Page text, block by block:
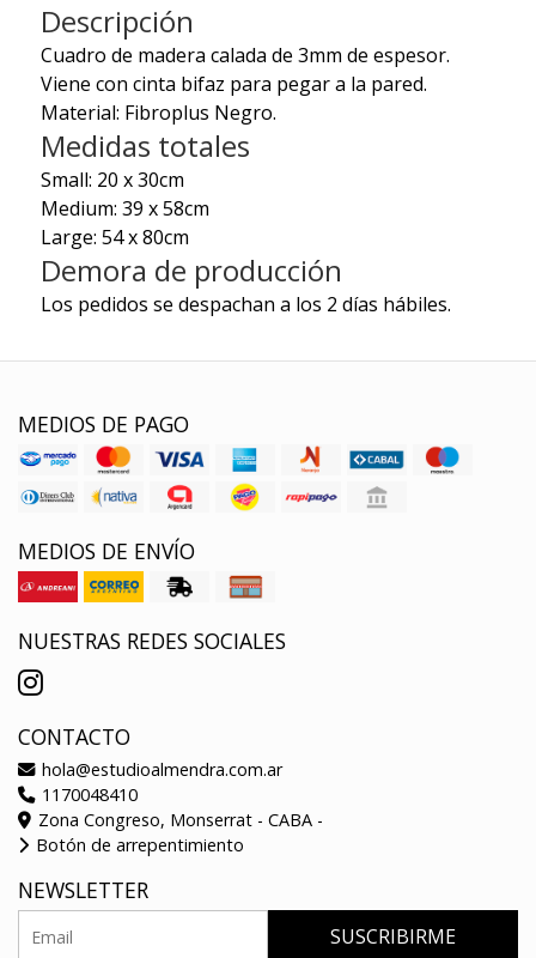
Descripción
Cuadro de madera calada de 3mm de espesor.
Viene con cinta bifaz para pegar a la pared.
Material: Fibroplus Negro.
Medidas totales
Small: 20 x 30cm
Medium: 39 x 58cm
Large: 54 x 80cm
Demora de producción
Los pedidos se despachan a los 2 días hábiles.
MEDIOS DE PAGO
MEDIOS DE ENVÍO
NUESTRAS REDES SOCIALES
CONTACTO
hola@estudioalmendra.com.ar
1170048410
Zona Congreso, Monserrat - CABA -
Botón de arrepentimiento
NEWSLETTER
SUSCRIBIRME